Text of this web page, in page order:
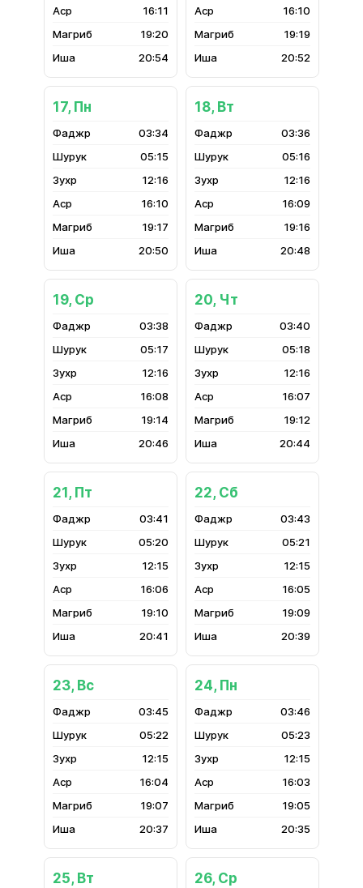
16:11
19:20
20:54
16:10
19:19
20:52
17, Пн
03:34
05:15
12:16
16:10
19:17
20:50
18, Вт
03:36
05:16
12:16
16:09
19:16
20:48
19, Ср
03:38
05:17
12:16
16:08
19:14
20:46
20, Чт
03:40
05:18
12:16
16:07
19:12
20:44
21, Пт
03:41
05:20
12:15
16:06
19:10
20:41
22, Сб
03:43
05:21
12:15
16:05
19:09
20:39
23, Вс
03:45
05:22
12:15
16:04
19:07
20:37
24, Пн
03:46
05:23
12:15
16:03
19:05
20:35
25, Вт 26, Ср